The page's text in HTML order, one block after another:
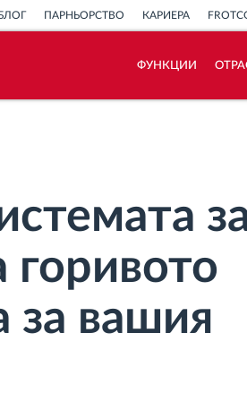
ПАРНЬОРСТВО КАРИЕРА
ФУНКЦИИ
горивото
за вашия